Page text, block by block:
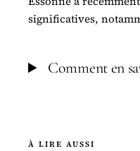
significatives,
Comment en
À LIRE AUSSI